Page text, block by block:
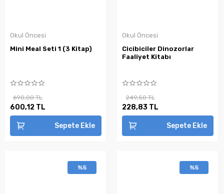
Okul Öncesi
Mini Meal Seti 1 (3 Kitap)
690,00 TL
600,12 TL
Sepete Ekle
Okul Öncesi
Cicibiciler Dinozorlar
Faaliyet Kitabı
249,50 TL
228,83 TL
Sepete Ekle
%5 %5